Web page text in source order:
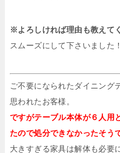
※よろしければ理由も教えて
スムーズにして下さいました！
ご不要になられたダイニング
思われたお客様。
ですがテーブル本体が６人用
たので処分できなかったそう
大きすぎる家具は解体も必要